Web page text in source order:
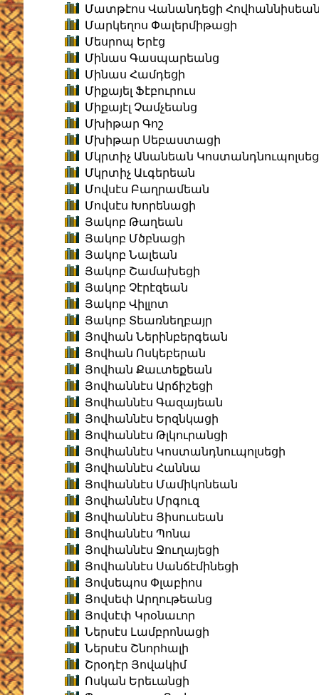
Մատթէոս Վանանդեցի
Մարկեղոս Փալերմիթացի
Մեսրոպ Երէց
Մինաս Գասպարեանց
Մինաս Համդեցի
Միքայել Ֆէբուրուս
Միքայէլ Չամչեանց
Մխիթար Գոշ
Մխիթար Սեբաստացի
Մկրտիչ Անանեան
Մկրտիչ Աւգերեան
Մովսէս Բաղրամեան
Մովսէս Խորենացի
Յակոբ Թաղեան
Յակոբ Մծբնացի
Յակոբ Նալեան
Յակոբ Շամախեցի
Յակոբ Չէրէզեան
Յակոբ Վիլլոտ
Յակոբ Տեառնեղբայր
Յովհան Ներինբերգեան
Յովհան Ոսկեբերան
Յովհան Քաւտեքեան
Յովհաննէս Արճիշեցի
Յովհաննէս Գազայեան
Յովհաննէս Երզնկացի
Յովհաննէս Թլկուրանցի
Յովհաննէս Կոստանդնուպոլսեցի
Յովհաննէս Հաննա
Յովհաննէս Մամիկոնեան
Յովհաննէս Մրգուզ
Յովհաննէս Յիսուսեան
Յովհաննէս Պոնա
Յովհաննէս Ջուղայեցի
Յովհաննէս Սանճէմինեցի
Յովսեպոս Փլաբիոս
Յովսեփ Արղութեանց
Յովսէփ Կրօնաւոր
Ներսէս Լամբրոնացի
Ներսէս Շնորհալի
Շրօդէր Յովակիմ
Ոսկան Երեւանցի